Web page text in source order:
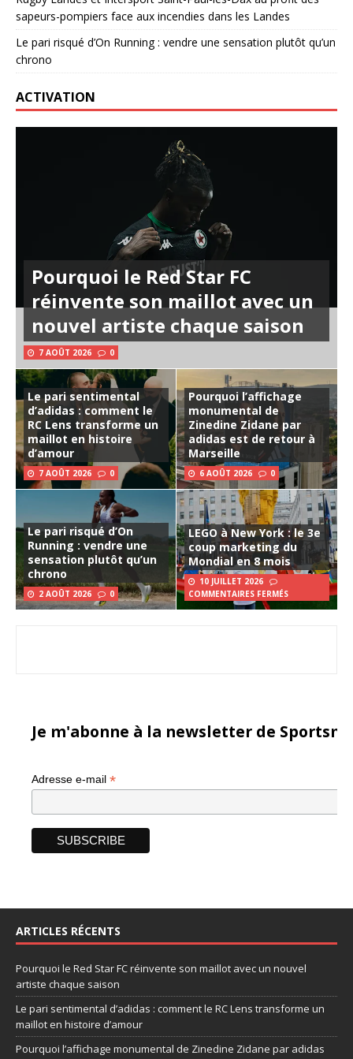
sapeurs-pompiers face aux incendies dans les Landes
Le pari risqué d’On Running : vendre une sensation plutôt qu’un
chrono
ACTIVATION
Pourquoi le Red Star FC
réinvente son maillot avec un
nouvel artiste chaque saison
7 AOÛT 2026 0
Le pari sentimental
d’adidas : comment le
RC Lens transforme un
maillot en histoire
d’amour
7 AOÛT 2026 0
Pourquoi l’affichage
monumental de
Zinedine Zidane par
adidas est de retour à
Marseille
6 AOÛT 2026 0
Le pari risqué d’On
Running : vendre une
sensation plutôt qu’un
chrono
2 AOÛT 2026 0
LEGO à New York : le 3e
coup marketing du
Mondial en 8 mois
10 JUILLET 2026
COMMENTAIRES FERMÉS
Je m'abonne à la newsletter de
Adresse e-mail *
ARTICLES RÉCENTS
Pourquoi le Red Star FC réinvente son maillot avec un nouvel
artiste chaque saison
Le pari sentimental d’adidas : comment le RC Lens transforme un
maillot en histoire d’amour
Pourquoi l’affichage monumental de Zinedine Zidane par adidas